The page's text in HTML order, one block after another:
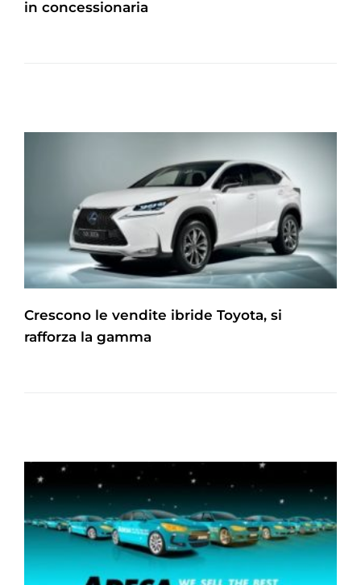
in concessionaria
Crescono le vendite ibride Toyota, si
rafforza la gamma